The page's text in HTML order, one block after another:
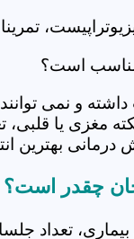
مناسب است؟
و نمی توانند
مغزی یا قلبی،
بهترین
چقدر است؟
بیماری،